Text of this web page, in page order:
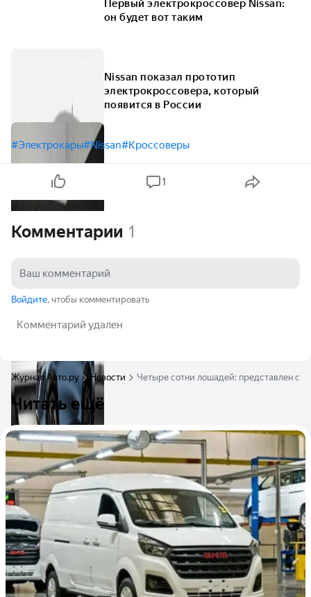
Первый электрокроссовер Nissan:
он будет вот таким
Nissan показал прототип
электрокроссовера, который
появится в России
#Электрокары#Nissan#Кроссоверы
1
Комментарии 1
Войдите, чтобы комментировать
Комментарий удален
Журнал Авто.ру Новости Четыре сотни лошадей: представлен
Читать ещё